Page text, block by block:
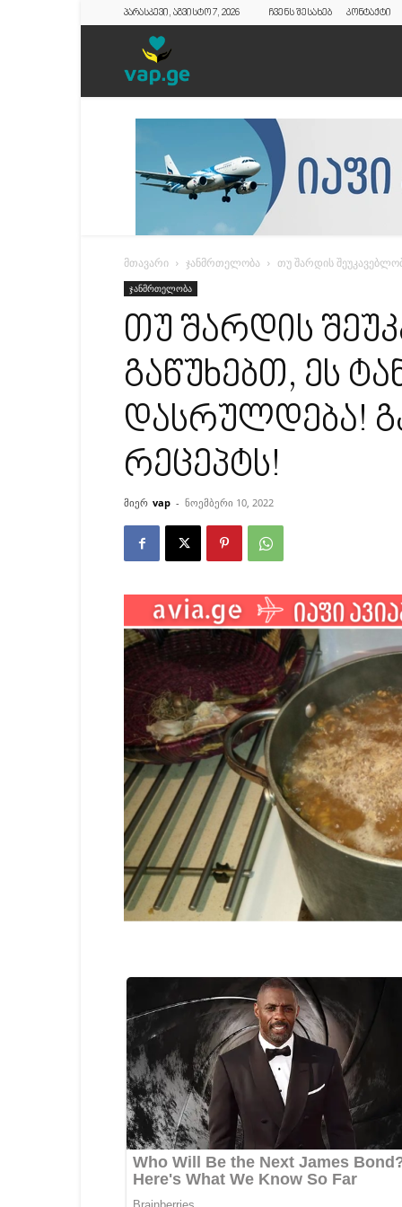
პარასკევი, აგვისტო 7, 2026 ჩვენს შესახებ კონტაქტი
მთავარი ჯანმრთელობა თუ შარდის
ჯანმრთელობა
თუ შარდის
გაწუხებთ, ეს
დასრულდება!
რეცეპტს!
მიერ vap - ნოემბერი 10, 2022